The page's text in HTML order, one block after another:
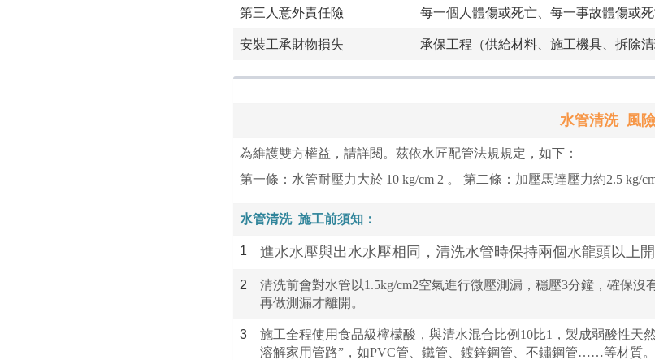
第三人意外責任險 每一個人體傷或死亡、每一事故體傷或
安裝工承財物損失 承保工程（供給材料、施工機具、拆除
水管清洗風險
為維護雙方權益，請詳閱。茲依水匠配管法規規定，如下：
第一條：水管耐壓力大於 10 kg/cm 2 。 第二條：加壓馬達壓力約2.5 kg/cm
水管清洗 施工前須知：
1 進水水壓與出水水壓相同，清洗水管時保持兩個水龍頭以上
2
清洗前會對水管以1.5kg/cm2空氣進行微壓測漏，穩壓3分鐘，確保
再做測漏才離開。
3
施工全程使用食品級檸檬酸，與清水混合比例10比1，製成弱酸性天
溶解家用管路”，如PVC管、鐵管、鍍鋅鋼管、不鏽鋼管……等材質。